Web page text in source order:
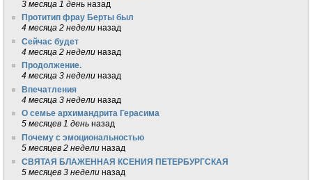
3 месяца 1 день назад
Протитип фрау Берты был
4 месяца 2 недели назад
Сейчас будет
4 месяца 2 недели назад
Продолжение.
4 месяца 3 недели назад
Впечатления
4 месяца 3 недели назад
О семье архимандрита Герасима
5 месяцев 1 день назад
Почему с эмоциональностью
5 месяцев 2 недели назад
СВЯТАЯ БЛАЖЕННАЯ КСЕНИЯ ПЕТЕРБУРГСКАЯ
5 месяцев 3 недели назад